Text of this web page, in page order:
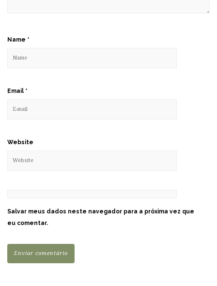
Name *
Email *
Website
Salvar meus dados neste navegador para a próxima vez que
eu comentar.